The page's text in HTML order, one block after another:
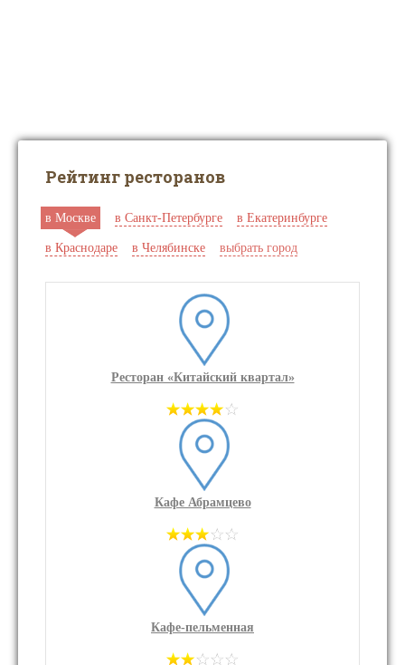
Рейтинг ресторанов
в Москве в Санкт-Петербурге в Екатеринбурге
в Краснодаре в Челябинске выбрать город
Ресторан «Китайский квартал»
Кафе Абрамцево
Кафе-пельменная